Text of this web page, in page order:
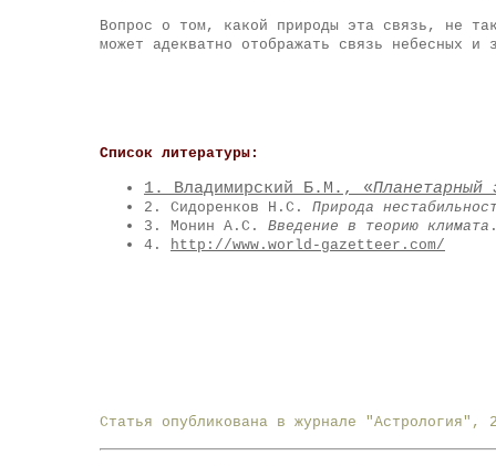
Вопрос о том, какой природы эта связь, не
может адекватно отображать связь небесных и
Список литературы:
1. Владимирский Б.М., «Планетарный
2. Сидоренков Н.С. Природа
3. Монин А.С. Введение в теорию климата
4.
http://www.world-gazetteer.com/
Статья опубликована в журнале